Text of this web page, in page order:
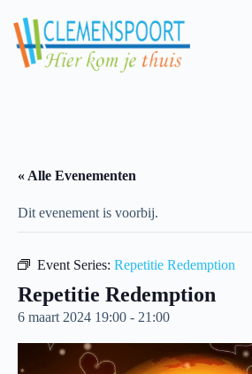
content
« Alle Evenementen
Dit evenement is voorbij.
Event Series: Repetitie Redemption
Repetitie Redemption
6 maart 2024 19:00 - 21:00